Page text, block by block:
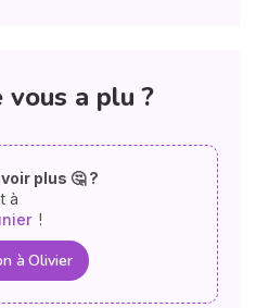
a plu ?
plus 🤔 ?
à
!
à Olivier